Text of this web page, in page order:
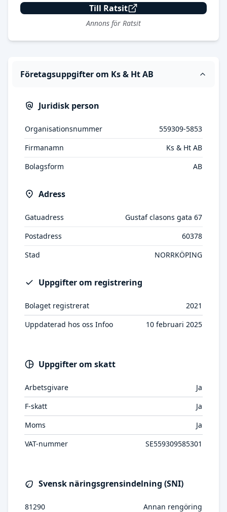
Till Ratsit
Annons för Ratsit
Företagsuppgifter om Ks & Ht AB
Juridisk person
Organisationsnummer
559309-5853
Firmanamn
Ks & Ht AB
Bolagsform
AB
Adress
Gatuadress
Gustaf clasons gata 67
Postadress
60378
Stad
NORRKÖPING
Uppgifter om registrering
Bolaget registrerat
2021
Uppdaterad hos oss Infoo
10 februari 2025
Uppgifter om skatt
Arbetsgivare
Ja
F-skatt
Ja
Moms
Ja
VAT-nummer
SE559309585301
Svensk näringsgrensindelning (SNI)
81290 Annan rengöring